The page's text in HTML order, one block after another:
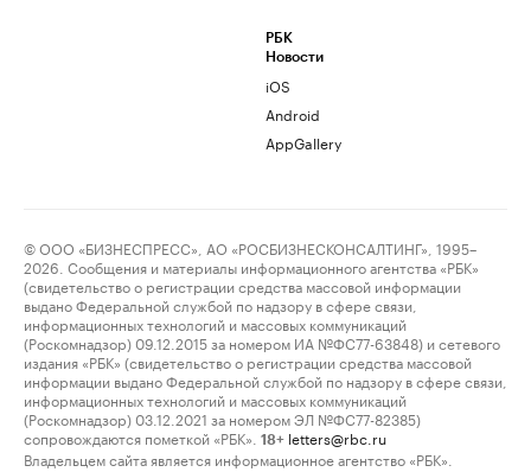
РБК
Новости
iOS
Android
AppGallery
© ООО «БИЗНЕСПРЕСС», АО «РОСБИЗНЕСКОНСАЛТИНГ», 1995–
2026. Сообщения и материалы информационного агентства «РБК»
(свидетельство о регистрации средства массовой информации
выдано Федеральной службой по надзору в сфере связи,
информационных технологий и массовых коммуникаций
(Роскомнадзор) 09.12.2015 за номером ИА №ФС77-63848) и сетевого
издания «РБК» (свидетельство о регистрации средства массовой
информации выдано Федеральной службой по надзору в сфере связи,
информационных технологий и массовых коммуникаций
(Роскомнадзор) 03.12.2021 за номером ЭЛ №ФС77-82385)
сопровождаются пометкой «РБК».
18+ letters@rbc.ru
Владельцем сайта является информационное агентство «РБК».